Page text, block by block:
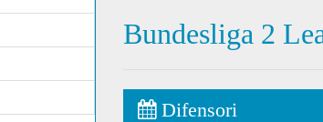
Bundesliga 2
Difensori